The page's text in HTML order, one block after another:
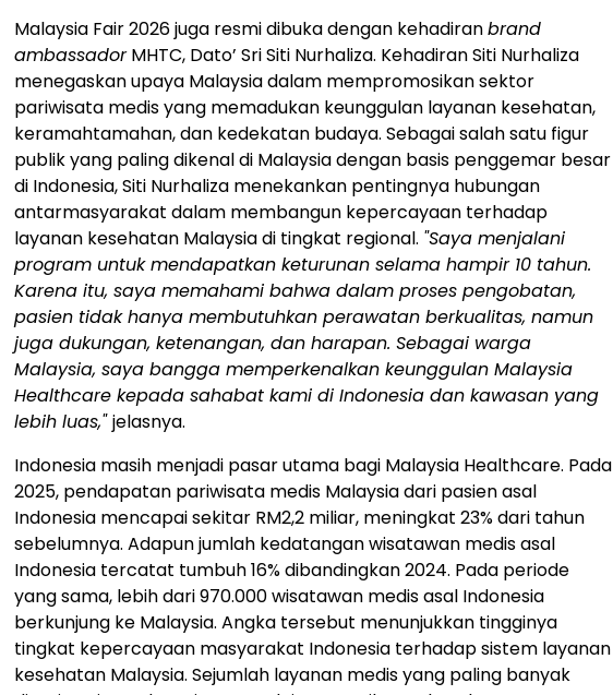
Malaysia Fair 2026 juga resmi dibuka dengan kehadiranbrand
ambassadorMHTC, Dato’ Sri Siti Nurhaliza. Kehadiran Siti Nurhaliza
menegaskan upaya Malaysia dalam mempromosikan sektor
pariwisata medis yang memadukan keunggulan layanan kesehatan,
keramahtamahan, dan kedekatan budaya. Sebagai salah satu figur
publik yang paling dikenal di Malaysia dengan basis penggemar besar
di Indonesia, Siti Nurhaliza menekankan pentingnya hubungan
antarmasyarakat dalam membangun kepercayaan terhadap
layanan kesehatan Malaysia di tingkat regional. "Saya menjalani
program untuk mendapatkan keturunan selama hampir 10 tahun.
Karena itu, saya memahami bahwa dalam proses pengobatan,
pasien tidak hanya membutuhkan perawatan berkualitas, namun
juga dukungan, ketenangan, dan harapan. Sebagai warga
Malaysia, saya bangga memperkenalkan keunggulan Malaysia
Healthcare kepada sahabat kami di Indonesia dan kawasan yang
lebih luas,"jelasnya.
Indonesia masih menjadi pasar utama bagi Malaysia Healthcare. Pada
2025, pendapatan pariwisata medis Malaysia dari pasien asal
Indonesia mencapai sekitar RM2,2 miliar, meningkat 23% dari tahun
sebelumnya. Adapun jumlah kedatangan wisatawan medis asal
Indonesia tercatat tumbuh 16% dibandingkan 2024. Pada periode
yang sama, lebih dari 970.000 wisatawan medis asal Indonesia
berkunjung ke Malaysia. Angka tersebut menunjukkan tingginya
tingkat kepercayaan masyarakat Indonesia terhadap sistem layanan
kesehatan Malaysia. Sejumlah layanan medis yang paling banyak